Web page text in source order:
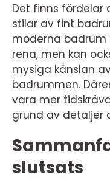
Det finns fördelar
stilar av fint
moderna badrum
rena, men kan
mysiga känslan
badrummen.
vara mer
grund av detaljer
slutsats